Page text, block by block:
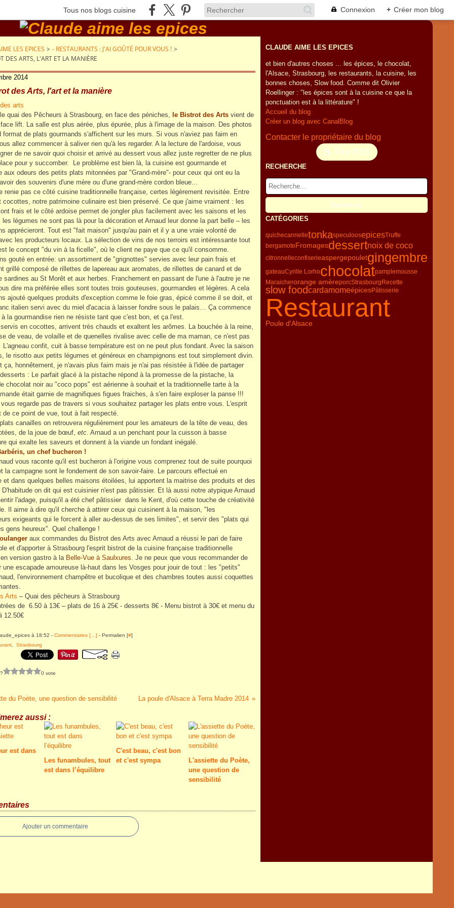
Tous nos blogs cuisine Connexion + Créer mon blog
LES EPICES > - RESTAURANTS : J'AI GOÛTÉ POUR VOUS ! >
DES ARTS, L'ART ET LA MANIÈRE
2014
des Arts, l'art et la manière
quai des Pêcheurs à Strasbourg, en face des péniches, le Bistrot des Arts vient de
lift. La salle est plus aérée, plus épurée, plus à l'image de la maison. Des photos
format de plats gourmands s'affichent sur les murs. Si vous n'aviez pas faim en
allez commencer à saliver rien qu'à les regarder. A la lecture de l'ardoise, vous
de ne savoir quoi choisir et arrivé au dessert vous allez juste regretter de ne plus
pour y succomber. Le problème est bien là, la cuisine est gourmande et
aux odeurs des petits plats mitonnées par "Grand-mère"- pour ceux qui ont eu la
des souvenirs d'une mère ou d'une grand-mère cordon bleue…
renie pas ce côté cuisine traditionnelle française, certes légèrement revisitée. Entre
cocottes, notre patrimoine culinaire est bien préservé. Ce que j'aime vraiment : les
frais et le côté ardoise permet de jongler plus facilement avec les saisons et les
les légumes ne sont pas là pour la décoration et Arnaud leur donne la part belle – les
apprécieront. Tout est "fait maison" jusqu'au pain et il y a une vraie volonté de
les producteurs locaux. La sélection de vins de nos terroirs est intéressante tout
le concept "du vin à la ficelle", où le client ne paye que ce qu'il consomme.
gouté en entrée: un assortiment de "grignottes" servies avec leur pain frais et
grillé composé de rillettes de lapereau aux aromates, de rillettes de canard et de
sardines au St Morêt et aux herbes. Franchement en passant de l'une à l'autre je ne
dire ma préférée elles sont toutes trois gouteuses, gourmandes et légères. A cela
ajouté quelques produits d'exception comme le foie gras, épicé comme il se doit, et
italien servi avec du miel d'acacia à laisser fondre sous le palais… Ça commence
la gourmandise rien ne résiste tant que c'est bon, et ça l'est.
en cocottes, arrivent très chauds et exaltent les arômes. La bouchée à la reine,
de veau, de volaille et de quenelles rivalise avec celle de ma maman, ce n'est pas
confit, cuit à basse température est on ne peut plus fondant. Avec la saison
le risotto aux petits légumes et généreux en champignons est tout simplement divin.
ça, honnêtement, je n'avais plus faim mais je n'ai pas résistée à l'idée de partager
: Le parfait glacé à la pistache répond à la promesse de la pistache, la
chocolat noir au "coco pops" est aérienne à souhait et la traditionnelle tarte à la
était garnie de magnifiques figues fraiches, à s'en faire exploser la panse !!!
vous regarde pas de travers si vous souhaitez partager les plats entre vous. L'esprit
de ce point de vue, tout à fait respecté.
canailles on retrouvera régulièrement pour les amateurs de la tête de veau, des
de la joue de bœuf, etc. Arnaud a un penchant pour la cuisson à basse
qui exalte les saveurs et donnent à la viande un fondant inégalé.
un chef bucheron !
vous raconte qu'il est bucheron à l'origine vous comprenez tout de suite pourquoi
la campagne sont le fondement de son savoir-faire. Le parcours effectué en
et dans quelques belles maisons étoilées, lui apportent la maitrise des produits et des
on dit qui est cuisinier n'est pas pâtissier. Et là aussi notre atypique Arnaud
l'adage, puisqu'il a été chef pâtissier dans le Kent, d'où cette touche de créativité
Il aime à dire qu'il cherche à attirer ceux qui cuisinent à la maison, "les
exigeants qui le forcent à aller au-dessus de ses limites", et servir des "plats qui
gens heureux". Quel challenge !
aux commandes du Bistrot des Arts avec Arnaud a réussi le pari de faire
et d'apporter à Strasbourg l'esprit bistrot de la cuisine française traditionnelle
version gastro à la Belle-Vue à Saulxures. Je ne peux que vous recommander de
une escapade amoureuse là-haut dans les Vosges pour jouir de tout : les "petits"
l'environnement champêtre et bucolique et des chambres toutes aussi coquettes
Arts – Quai des pêcheurs à Strasbourg
de 6.50 à 13€ – plats de 16 à 25€ - desserts 8€ - Menu bistrot à 30€ et menu du
12.50€
à 18:52 - Commentaires [ ] - Permalien [#]
Strasbourg
0 vote
du Poète, une question de sensibilité La poule d'Alsace à Terra Madre 2014
aussi :
est dans
Les funambules, tout
est dans l’équilibre
C'est beau, c'est bon
et c'est sympa
L'assiette du Poète,
une question de
sensibilité
Ajouter un commentaire
CLAUDE AIME LES EPICES
et bien d'autres choses ... les épices, le chocolat,
l'Alsace, Strasbourg, les restaurants, la cuisine, les
bonnes choses, Slow food. Comme dit Olivier
Roellinger : "les épices sont à la cuisine ce que la
ponctuation est à la littérature" !
Accueil du blog
Créer un blog avec CanalBlog
Contacter le propriétaire du blog
Flux RSS
RECHERCHE
CATÉGORIES
quichecannelletonkaspeculoosepicesTruffe
bergamoteFromagesdessertnoix de coco
citronnelleconfiserieaspergepouletgingembre
gateauCyrille Lorhochocolatpamplemousse
Maraicherorange amèreporcStrasbourgRecette
slow foodcardamomeépicesPâtisserie
Restaurant
Poule d'Alsace